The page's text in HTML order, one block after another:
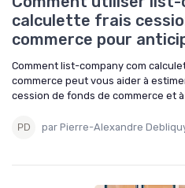
calculette frais
commerce pour
Comment list-company com
commerce peut vous aider à
cession de fonds de commerce et
par Pierre-Alexandre